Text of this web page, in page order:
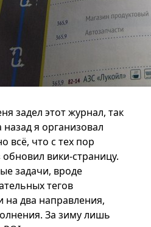
задел этот журнал, так
я организовал
всё, что с тех пор
обновил вики-страницу.
задачи, вроде
тегов
на два направления,
За зиму лишь